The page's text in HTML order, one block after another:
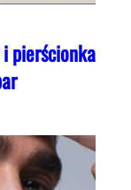
pierścionka